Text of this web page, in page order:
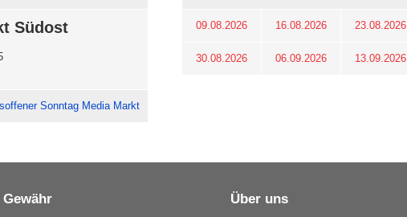
Südost
Sonntag Media Markt
09.08.2026 16.08.2026 23.08.2026
30.08.2026 06.09.2026 13.09.2026
Über uns